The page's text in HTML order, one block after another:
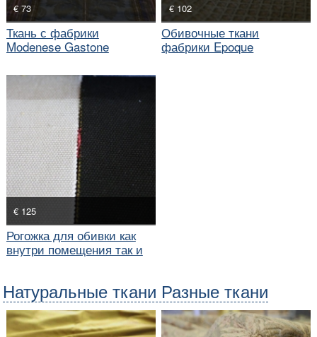
€ 73
Ткань с фабрики
Modenese Gastone
€ 102
Обивочные ткани
фабрики Epoque
€ 125
Рогожка для обивки как
внутри помещения так и
Натуральные ткани Разные ткани